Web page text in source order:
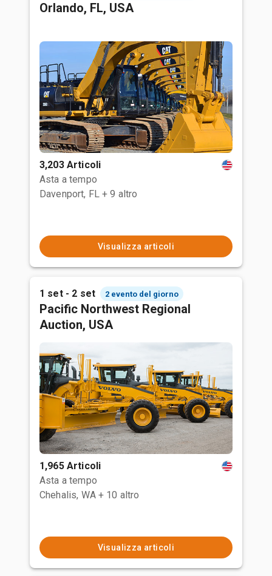
Orlando, FL, USA
3,203 Articoli
Asta a tempo
Davenport, FL + 9 altro
Visualizza articoli
1 set - 2 set 2 evento del giorno
Pacific Northwest Regional
Auction, USA
1,965 Articoli
Asta a tempo
Chehalis, WA + 10 altro
Visualizza articoli